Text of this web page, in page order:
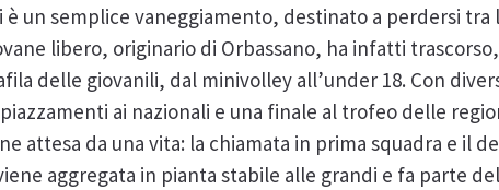
è un semplice vaneggiamento, destinato a perdersi
libero, originario di Orbassano, ha infatti
delle giovanili, dal minivolley all’under 18. Con
ai nazionali e una finale al trofeo delle
attesa da una vita: la chiamata in prima squadra e il
aggregata in pianta stabile alle grandi e fa parte